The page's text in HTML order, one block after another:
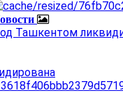
Ташкентом